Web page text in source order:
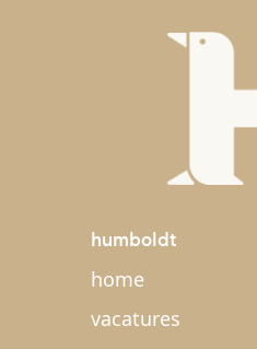
humboldt
home
vacatures